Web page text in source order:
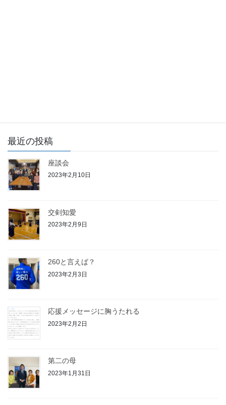
最近の投稿
座談会
2023年2月10日
交剣知愛
2023年2月9日
260と言えば？
2023年2月3日
応援メッセージに胸うたれる
2023年2月2日
第二の母
2023年1月31日